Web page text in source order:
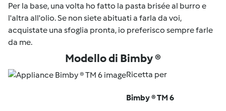
Per la base, una volta ho fatto la pasta brisée al burro e
l'altra all'olio. Se non siete abituati a farla da voi,
acquistate una sfoglia pronta, io preferisco sempre farle
da me.
Modello di Bimby ®
Ricetta per
Bimby ® TM 6